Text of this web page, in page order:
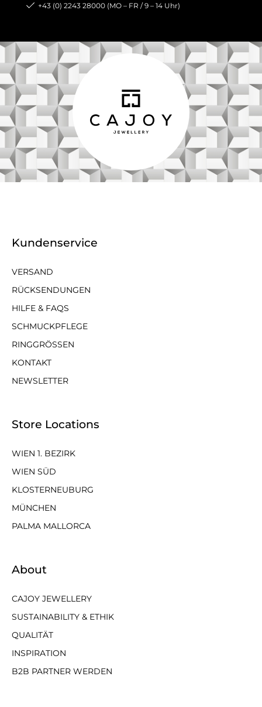
+43 (0) 2243 28000 (MO – FR / 9 – 14 Uhr)
Kundenservice
VERSAND
RÜCKSENDUNGEN
HILFE & FAQS
SCHMUCKPFLEGE
RINGGRÖSSEN
KONTAKT
NEWSLETTER
Store Locations
WIEN 1. BEZIRK
WIEN SÜD
KLOSTERNEUBURG
MÜNCHEN
PALMA MALLORCA
About
CAJOY JEWELLERY
SUSTAINABILITY & ETHIK
QUALITÄT
INSPIRATION
B2B PARTNER WERDEN